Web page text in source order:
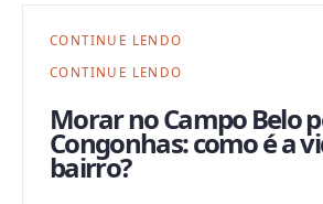
CONTINUE LENDO
CONTINUE LENDO
Morar no Campo Belo
Congonhas: como é a
bairro?